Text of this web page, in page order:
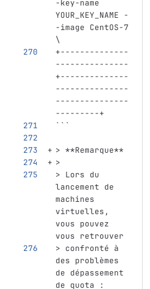
-key-name
YOUR_KEY_NAME -
-image CentOS-7
\
+--------------
---------------
+--------------
---------------
---------------
---------+
```
> **Remarque**
>
> Lors du
lancement de
machines
virtuelles,
vous pouvez
vous retrouver
> confronté à
des problèmes
de dépassement
de quota :